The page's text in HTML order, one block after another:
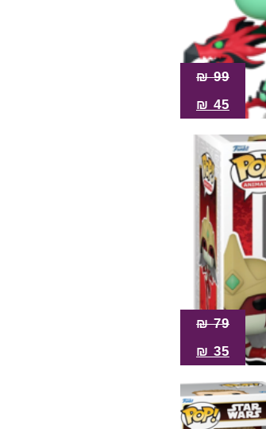
99
₪
45
₪
79
₪
35
₪